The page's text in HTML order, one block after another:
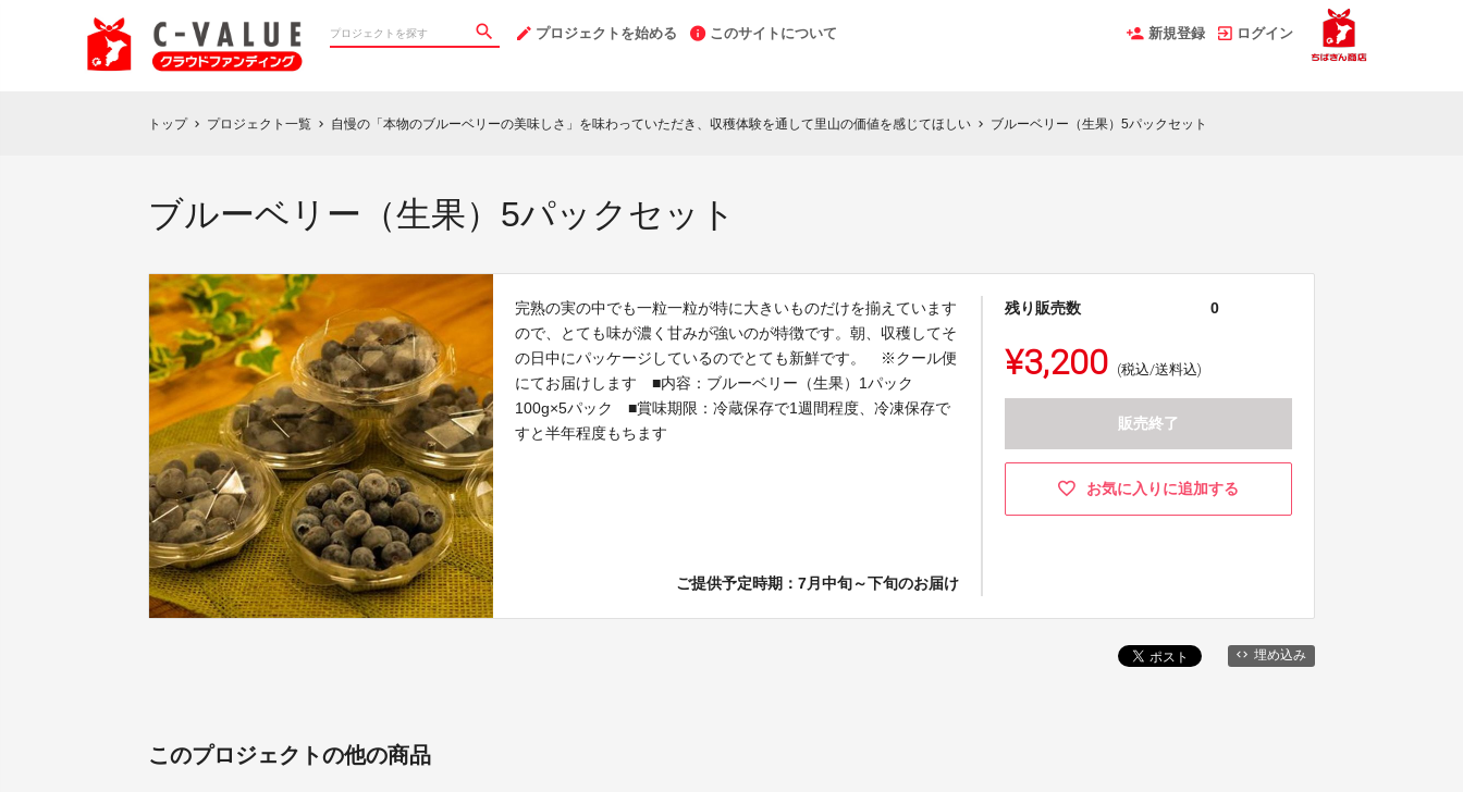
プロジェクトを始める このサイトについて 新規登録 ログイン
トップ chevron_right プロジェクト一覧 chevron_right 自慢の「本物のブルーベリーの美味しさ」を味わっていただき、収穫体験を通して里山の価値を感じてほしい chevron_right ブルーベリー（生果）5パックセット
ブルーベリー（生果）5パックセット
完熟の実の中でも一粒一粒が特に大きいものだけを揃えています
ので、とても味が濃く甘みが強いのが特徴です。朝、収穫してそ
の日中にパッケージしているのでとても新鮮です。 ※クール便
にてお届けします ■内容：ブルーベリー（生果）1パック
100g×5パック ■賞味期限：冷蔵保存で1週間程度、冷凍保存で
すと半年程度もちます
ご提供予定時期：7月中旬～下旬のお届け
残り販売数 0
¥3,200 (税込/送料込)
販売終了
お気に入りに追加する
埋め込み
このプロジェクトの他の商品